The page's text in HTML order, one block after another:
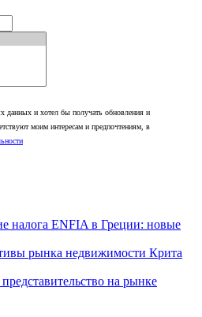
данных и хотел бы получать обновления и
моим интересам и предпочтениям, в
налога ENFIA в Греции: новые
рынка недвижимости Крита
на рынке